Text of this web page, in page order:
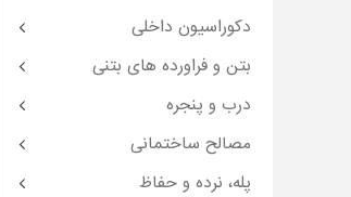
دکوراسیون داخلی
بتن و فراورده های بتنی
درب و پنجره
مصالح ساختمانی
پله، نرده و حفاظ